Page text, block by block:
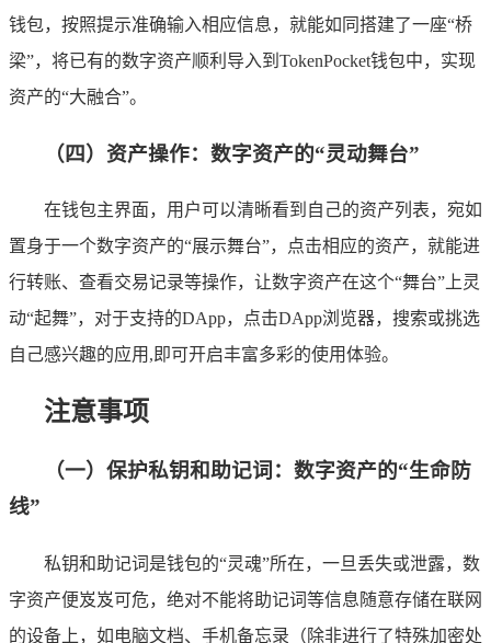
钱包，按照提示准确输入相应信息，就能如同搭建了一座“桥
梁”，将已有的数字资产顺利导入到TokenPocket钱包中，实现
资产的“大融合”。
（四）资产操作：数字资产的“灵动舞台”
在钱包主界面，用户可以清晰看到自己的资产列表，宛如
置身于一个数字资产的“展示舞台”，点击相应的资产，就能进
行转账、查看交易记录等操作，让数字资产在这个“舞台”上灵
动“起舞”，对于支持的DApp，点击DApp浏览器，搜索或挑选
自己感兴趣的应用,即可开启丰富多彩的使用体验。
注意事项
（一）保护私钥和助记词：数字资产的“生命防
线”
私钥和助记词是钱包的“灵魂”所在，一旦丢失或泄露，数
字资产便岌岌可危，绝对不能将助记词等信息随意存储在联网
的设备上，如电脑文档、手机备忘录（除非进行了特殊加密处